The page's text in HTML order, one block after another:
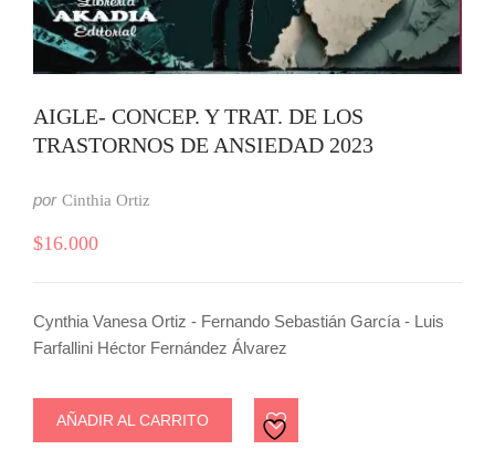
AIGLE- CONCEP. Y TRAT. DE LOS
TRASTORNOS DE ANSIEDAD 2023
por Cinthia Ortiz
$16.000
Cynthia Vanesa Ortiz - Fernando Sebastián García - Luis
Farfallini Héctor Fernández Álvarez
AÑADIR AL CARRITO